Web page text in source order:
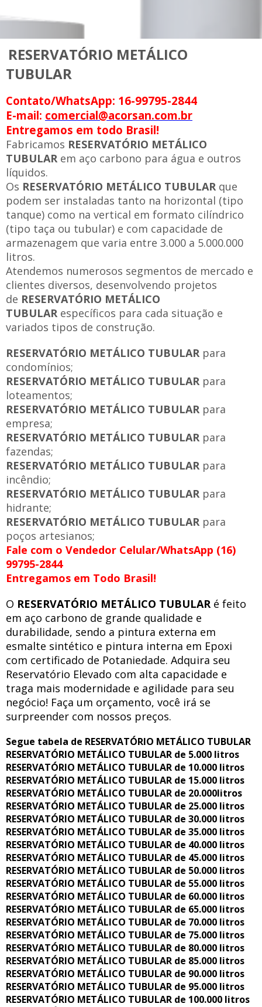
RESERVATÓRIO METÁLICO
TUBULAR
Contato/WhatsApp: 16-99795-2844
E-mail: comercial@acorsan.com.br
Entregamos em todo Brasil!
Fabricamos RESERVATÓRIO METÁLICO
TUBULAR em aço carbono para água e outros
líquidos.
Os RESERVATÓRIO METÁLICO TUBULAR que
podem ser instaladas tanto na horizontal (tipo
tanque) como na vertical em formato cilíndrico
(tipo taça ou tubular) e com capacidade de
armazenagem que varia entre 3.000 a 5.000.000
litros.
Atendemos numerosos segmentos de mercado e
clientes diversos, desenvolvendo projetos
de RESERVATÓRIO METÁLICO
TUBULAR específicos para cada situação e
variados tipos de construção.
RESERVATÓRIO METÁLICO TUBULAR para
condomínios;
RESERVATÓRIO METÁLICO TUBULAR para
loteamentos;
RESERVATÓRIO METÁLICO TUBULAR para
empresa;
RESERVATÓRIO METÁLICO TUBULAR para
fazendas;
RESERVATÓRIO METÁLICO TUBULAR para
incêndio;
RESERVATÓRIO METÁLICO TUBULAR para
hidrante;
RESERVATÓRIO METÁLICO TUBULAR para
poços artesianos;
Fale com o Vendedor Celular/WhatsApp (16)
99795-2844
Entregamos em Todo Brasil!
O RESERVATÓRIO METÁLICO TUBULARé feito
em aço carbono de grande qualidade e
durabilidade, sendo a pintura externa em
esmalte sintético e pintura interna em Epoxi
com certificado de Potaniedade. Adquira seu
Reservatório Elevado com alta capacidade e
traga mais modernidade e agilidade para seu
negócio! Faça um orçamento, você irá se
surpreender com nossos preços.
Segue tabela de RESERVATÓRIO METÁLICO TUBULAR
RESERVATÓRIO METÁLICO TUBULAR de 5.000 litros
RESERVATÓRIO METÁLICO TUBULAR de 10.000 litros
RESERVATÓRIO METÁLICO TUBULAR de 15.000 litros
RESERVATÓRIO METÁLICO TUBULAR de 20.000litros
RESERVATÓRIO METÁLICO TUBULAR de 25.000 litros
RESERVATÓRIO METÁLICO TUBULAR de 30.000 litros
RESERVATÓRIO METÁLICO TUBULAR de 35.000 litros
RESERVATÓRIO METÁLICO TUBULAR de 40.000 litros
RESERVATÓRIO METÁLICO TUBULAR de 45.000 litros
RESERVATÓRIO METÁLICO TUBULAR de 50.000 litros
RESERVATÓRIO METÁLICO TUBULAR de 55.000 litros
RESERVATÓRIO METÁLICO TUBULAR de 60.000 litros
RESERVATÓRIO METÁLICO TUBULAR de 65.000 litros
RESERVATÓRIO METÁLICO TUBULAR de 70.000 litros
RESERVATÓRIO METÁLICO TUBULAR de 75.000 litros
RESERVATÓRIO METÁLICO TUBULAR de 80.000 litros
RESERVATÓRIO METÁLICO TUBULAR de 85.000 litros
RESERVATÓRIO METÁLICO TUBULAR de 90.000 litros
RESERVATÓRIO METÁLICO TUBULAR de 95.000 litros
RESERVATÓRIO METÁLICO TUBULAR de 100.000 litros